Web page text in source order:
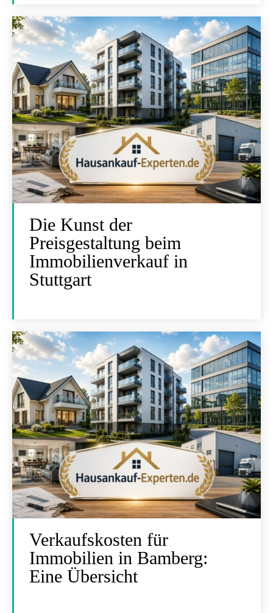
Die Kunst der
Preisgestaltung beim
Immobilienverkauf in
Stuttgart
Verkaufskosten für
Immobilien in Bamberg:
Eine Übersicht